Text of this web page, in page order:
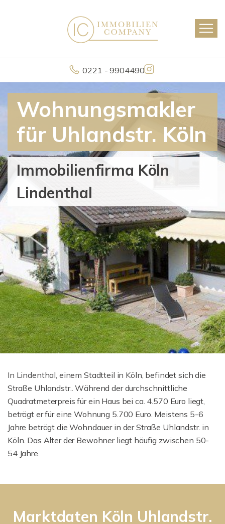
0221 - 9904490
Wohnungsmakler
für Uhlandstr. Köln
Immobilienfirma Köln
Lindenthal
In Lindenthal, einem Stadtteil in Köln, befindet sich die
Straße Uhlandstr.. Während der durchschnittliche
Quadratmeterpreis für ein Haus bei ca. 4.570 Euro liegt,
beträgt er für eine Wohnung 5.700 Euro. Meistens 5-6
Jahre beträgt die Wohndauer in der Straße Uhlandstr. in
Köln. Das Alter der Bewohner liegt häufig zwischen 50-
54 Jahre.
Marktdaten Köln Uhlandstr.